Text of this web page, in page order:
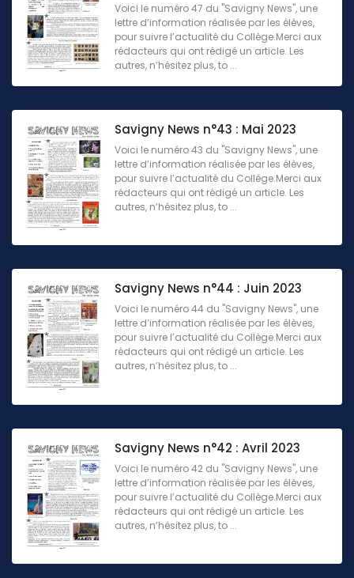
Voici le numéro 47 du "Savigny News", une
lettre d’information réalisée par les élèves,
pour suivre l’actualité du Collège.Merci aux
rédacteurs qui ont rédigé un article. Les
autres, n’hésitez plus, to ...
Savigny News n°43 : Mai 2023
Voici le numéro 43 du "Savigny News", une
lettre d’information réalisée par les élèves,
pour suivre l’actualité du Collège.Merci aux
rédacteurs qui ont rédigé un article. Les
autres, n’hésitez plus, to ...
Savigny News n°44 : Juin 2023
Voici le numéro 44 du "Savigny News", une
lettre d’information réalisée par les élèves,
pour suivre l’actualité du Collège.Merci aux
rédacteurs qui ont rédigé un article. Les
autres, n’hésitez plus, to ...
Savigny News n°42 : Avril 2023
Voici le numéro 42 du "Savigny News", une
lettre d’information réalisée par les élèves,
pour suivre l’actualité du Collège.Merci aux
rédacteurs qui ont rédigé un article. Les
autres, n’hésitez plus, to ...